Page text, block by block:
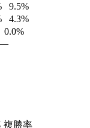
9.5%
4.3%
勝率